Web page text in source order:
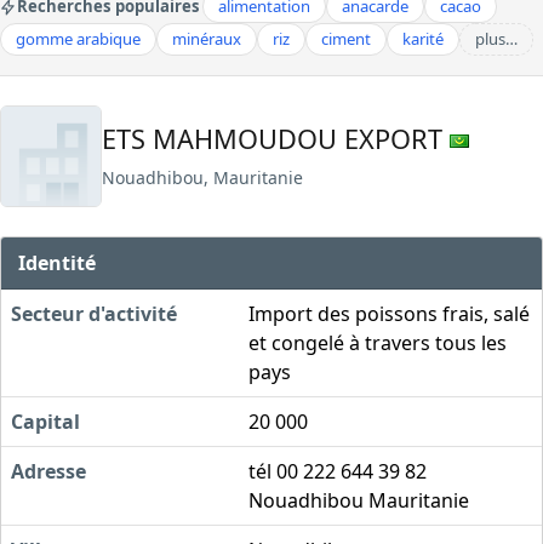
Recherches populaires alimentation anacarde
cacao
gomme arabique
minéraux riz ciment karité plus…
ETS MAHMOUDOU EXPORT
Nouadhibou, Mauritanie
Identité
Secteur d'activité
Import des poissons frais, salé
et congelé à travers tous les
pays
Capital
20 000
Adresse
tél 00 222 644 39 82
Nouadhibou Mauritanie